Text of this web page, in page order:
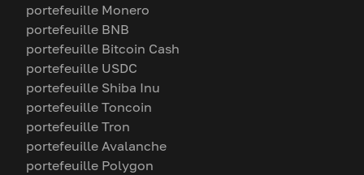
portefeuille Monero
portefeuille BNB
portefeuille Bitcoin Cash
portefeuille USDC
portefeuille Shiba Inu
portefeuille Toncoin
portefeuille Tron
portefeuille Avalanche
portefeuille Polygon